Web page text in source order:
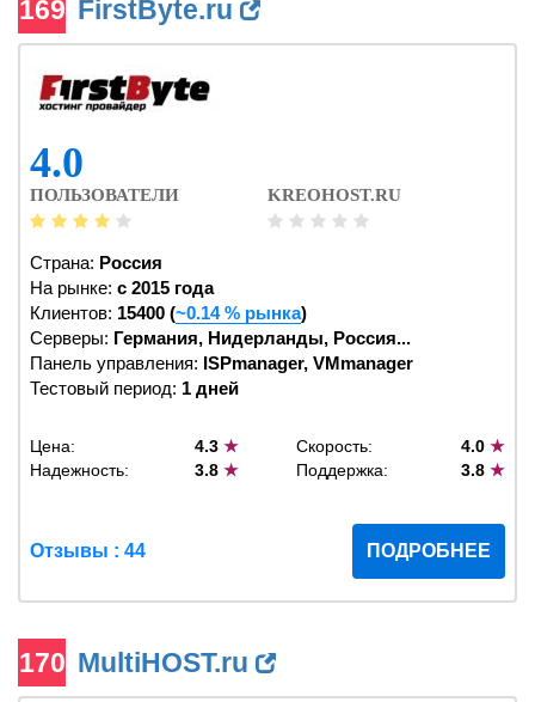
169 FirstByte.ru
4.0
ПОЛЬЗОВАТЕЛИ KREOHOST.RU
Страна: Россия
На рынке: c 2015 года
Клиентов: 15400 (~0.14 % рынка)
Серверы: Германия, Нидерланды, Россия...
Панель управления: ISPmanager, VMmanager
Тестовый период: 1 дней
Цена: 4.3★ Скорость: 4.0 ★
Надежность:
3.8★ Поддержка: 3.8 ★
Отзывы : 44 ПОДРОБНЕЕ
170 MultiHOST.ru